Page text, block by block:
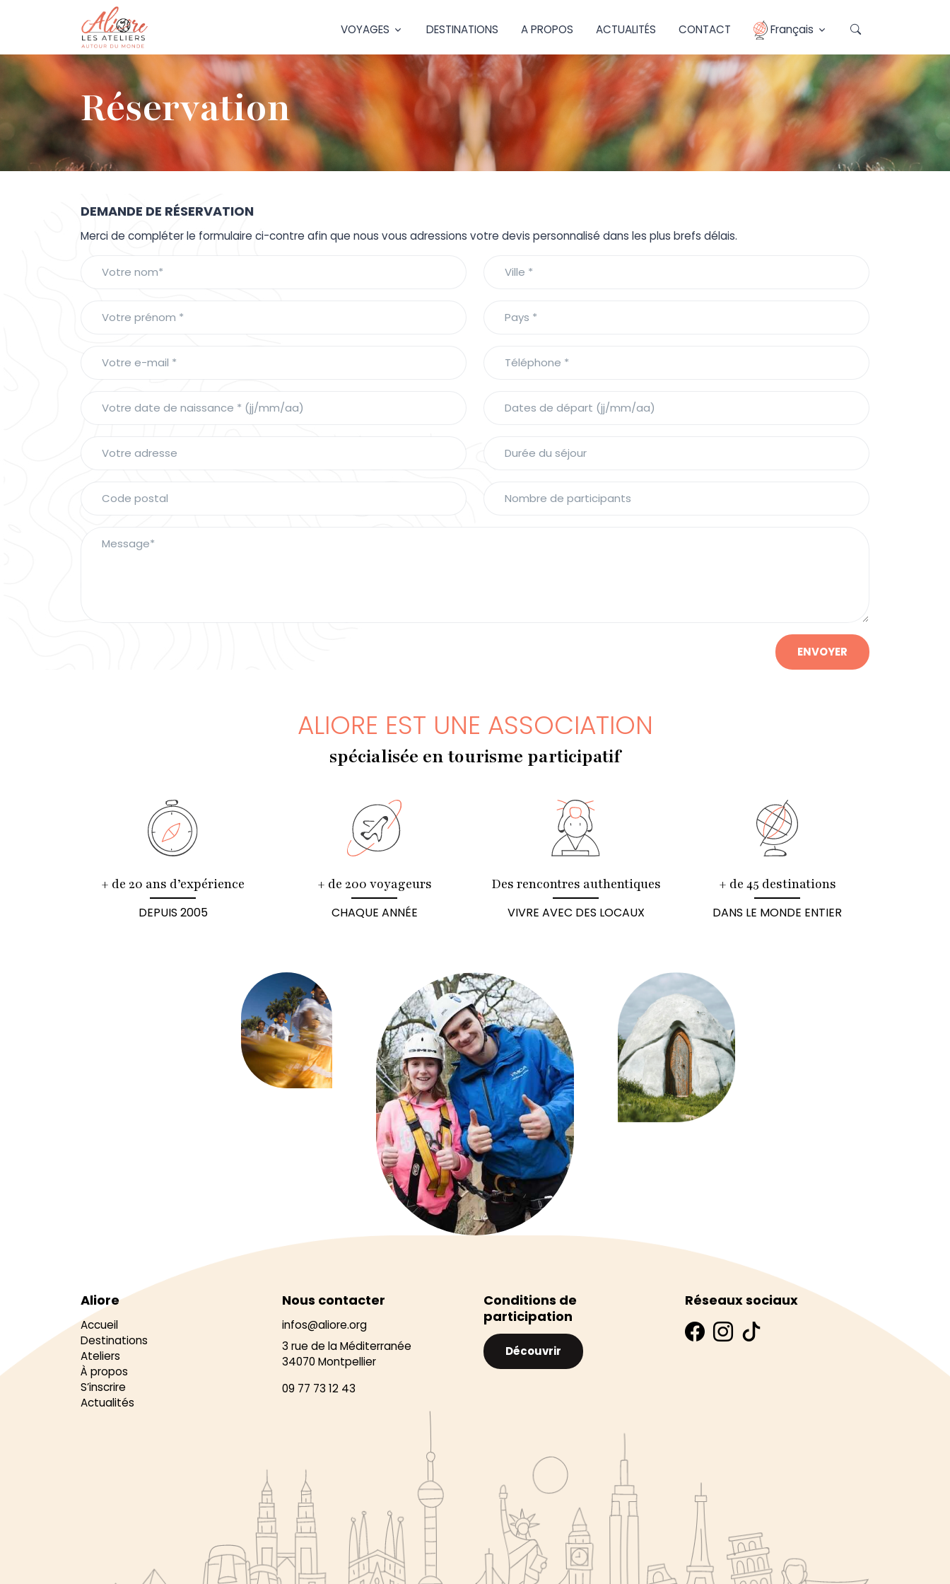
VOYAGES DESTINATIONS A PROPOS ACTUALITÉS CONTACT Français
Réservation
DEMANDE DE RÉSERVATION
Merci de compléter le formulaire ci-contre afin que nous vous adressions votre devis personnalisé dans les plus brefs délais.
ENVOYER
ALIORE EST UNE ASSOCIATION
spécialisée en tourisme participatif
+ de 20 ans d’expérience
DEPUIS 2005
+ de 200 voyageurs
CHAQUE ANNÉE
Des rencontres authentiques
VIVRE AVEC DES LOCAUX
+ de 45 destinations
DANS LE MONDE ENTIER
Aliore
Accueil
Destinations
Ateliers
À propos
S’inscrire
Actualités
Nous contacter
infos@aliore.org
3 rue de la Méditerranée
34070 Montpellier
09 77 73 12 43
Conditions de
participation
Découvrir
Réseaux sociaux